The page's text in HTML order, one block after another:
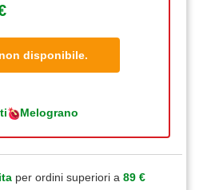
disponibile.
Melograno
per ordini superiori a 89 €